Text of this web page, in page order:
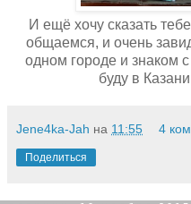
И ещё хочу сказать
общаемся, и очень
одном городе и знаком
буду в
Jene4ka-Jah на 11:55 4
Поделиться